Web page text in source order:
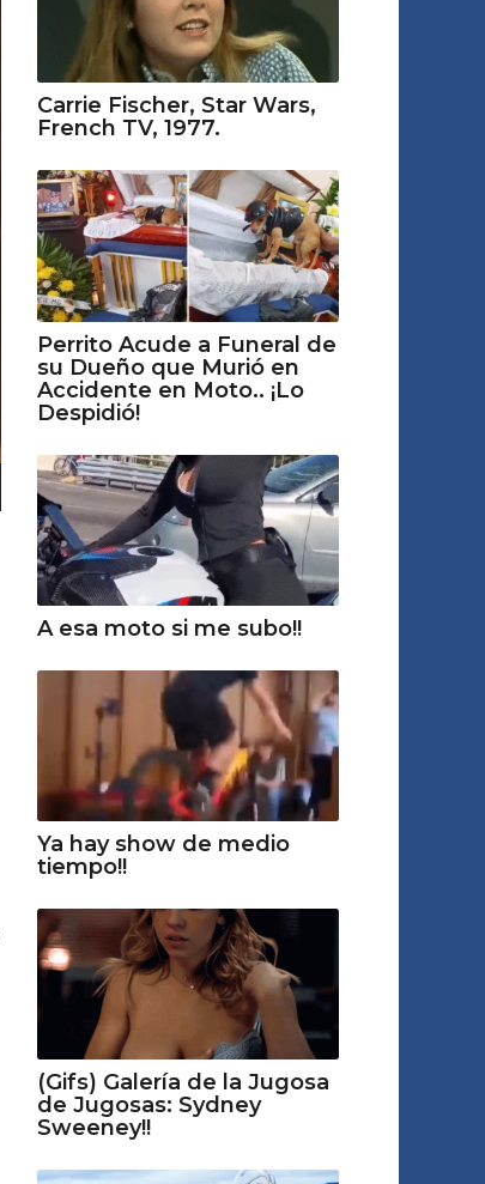
Carrie Fischer, Star Wars,
French TV, 1977.
Perrito Acude a Funeral de
su Dueño que Murió en
Accidente en Moto.. ¡Lo
Despidió!
A esa moto si me subo!!
Ya hay show de medio
tiempo!!
(Gifs) Galería de la Jugosa
de Jugosas: Sydney
Sweeney!!